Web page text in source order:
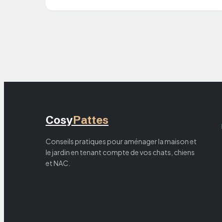
CosyPattes
Conseils pratiques pour aménager la maison et
le jardin en tenant compte de vos chats, chiens
et NAC.